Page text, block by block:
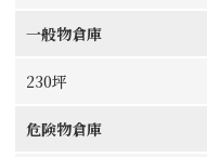
一般物倉庫
230坪
危険物倉庫